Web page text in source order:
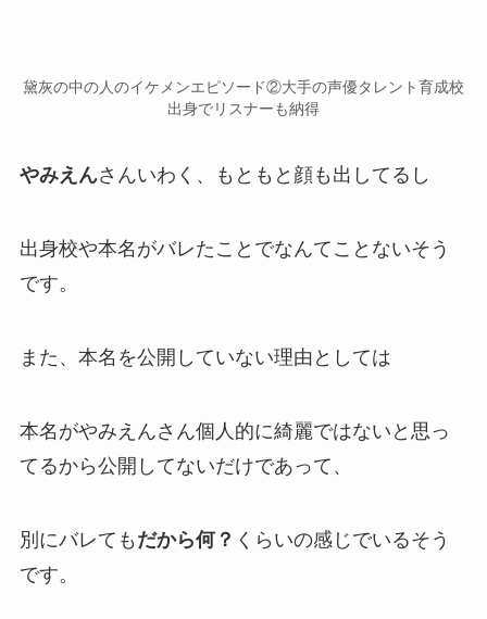
黛灰の中の人のイケメンエピソード②大手の声優タレント育成校
出身でリスナーも納得
やみえんさんいわく、もともと顔も出してるし
出身校や本名がバレたことでなんてことないそう
です。
また、本名を公開していない理由としては
本名がやみえんさん個人的に綺麗ではない と思っ
てるから公開してないだけであって、
別にバレても だから何？ くらいの感じでいるそう
です。